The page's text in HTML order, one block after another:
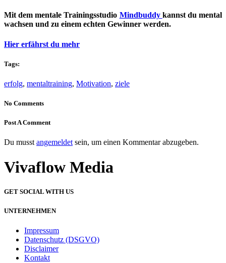
Mit dem mentale Trainingsstudio Mindbuddy kannst du mental
wachsen und zu einem echten Gewinner werden.
Hier erfährst du mehr
Tags:
erfolg, mentaltraining, Motivation, ziele
No Comments
Post A Comment
Du musst angemeldet sein, um einen Kommentar abzugeben.
Vivaflow Media
GET SOCIAL WITH US
UNTERNEHMEN
Impressum
Datenschutz (DSGVO)
Disclaimer
Kontakt